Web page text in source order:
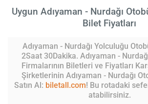
Uygun Adıyaman - Nurdağı
Bilet Fiyatları
Adıyaman - Nurdağı Yolculuğu
2Saat 30Dakika. Adıyaman -
Firmalarının Biletleri ve Fiyatları
Şirketlerinin Adıyaman - Nurdağı
Satın Al: biletall.com! Bu rotadaki
atabilirsiniz.